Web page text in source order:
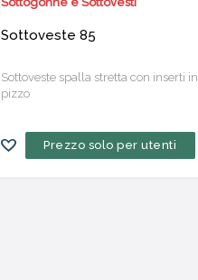
Sottoveste 85
Sottoveste spalla stretta con inserti in
pizzo
Prezzo solo per utenti